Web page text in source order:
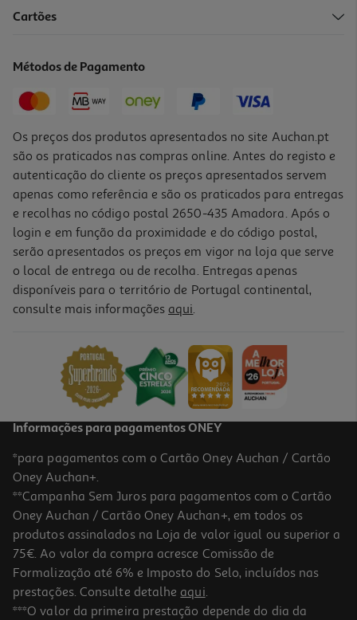
Marcador Ponta Pincel Auchan 24 Unidades
12,99 €
4.5
Conjunto De 12 Marcadores Auchan De Colorir
Cartões
Métodos de Pagamento
Os preços dos produtos apresentados no site Auchan.pt
são os praticados nas compras online. Antes do registo e
autenticação do cliente os preços apresentados servem
apenas como referência e são os praticados para entregas
e recolhas no código postal 2650-435 Amadora. Após o
login e em função da proximidade e do código postal,
serão apresentados os preços em vigor na loja que serve
o local de entrega ou de recolha. Entregas apenas
disponíveis para o território de Portugal continental,
consulte mais informações aqui.
Informações para pagamentos ONEY
*para pagamentos com o Cartão Oney Auchan / Cartão
Oney Auchan+.
**Campanha Sem Juros para pagamentos com o Cartão
Oney Auchan / Cartão Oney Auchan+, em todos os
produtos assinalados na Loja de valor igual ou superior a
75€. Ao valor da compra acresce Comissão de
Formalização até 6% e Imposto do Selo, incluídos nas
prestações. Consulte detalhe aqui.
***O valor da primeira prestação depende do dia da